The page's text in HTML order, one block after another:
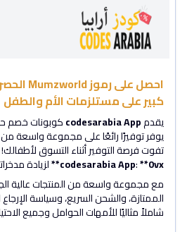
كبير على مستلزمات الأم والطفل
يقدمcodesarabia Appكوبونات خصم
يوفر توفيرًا رائعًا على مجموعة واسعة من
تفوت فرصة التوفير أثناء التسوق
codesarabia App:**0vx**
لزيادة
مع مجموعة واسعة من المنتجات عالية
الممتازة، والشحن السريع، وسياسة
شاملاً مثاليًا للأمهات الحوامل وجميع